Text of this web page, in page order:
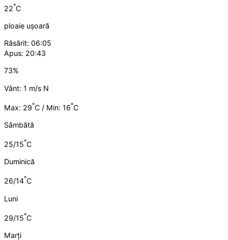
22°C
ploaie ușoară
Răsărit: 06:05
Apus: 20:43
73%
Vânt: 1 m/s N
Max: 29°C / Min: 16°C
Sâmbătă
25/15°C
Duminică
26/14°C
Luni
29/15°C
Marți